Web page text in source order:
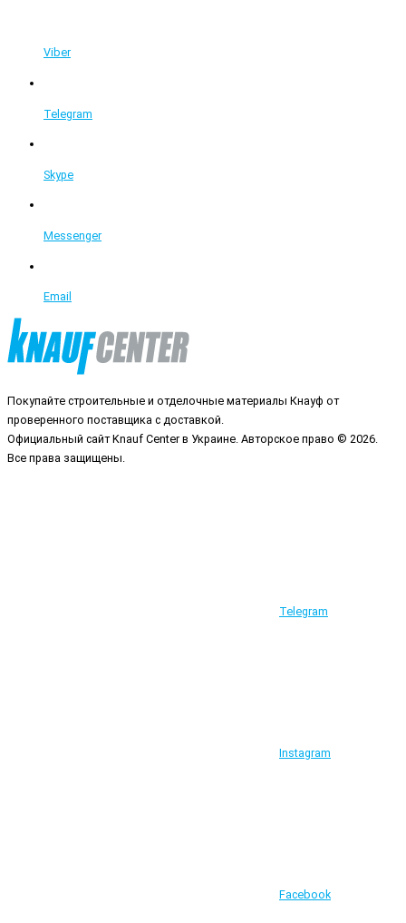
Viber
Telegram
Skype
Messenger
Email
Покупайте строительные и отделочные материалы Кнауф от
проверенного поставщика с доставкой.
Официальный сайт Knauf Center в Украине. Авторское право © 2026.
Все права защищены.
Telegram
Instagram
Facebook